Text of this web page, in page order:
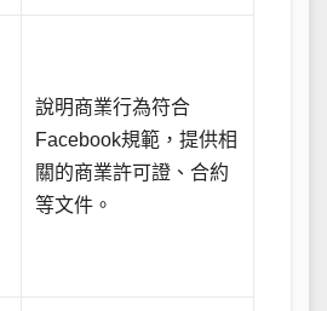
說明商業行為符合
Facebook規範，提供相
關的商業許可證、合約
等文件。